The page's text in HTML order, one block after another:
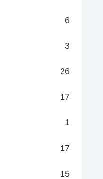
6
3
26
17
1
17
15